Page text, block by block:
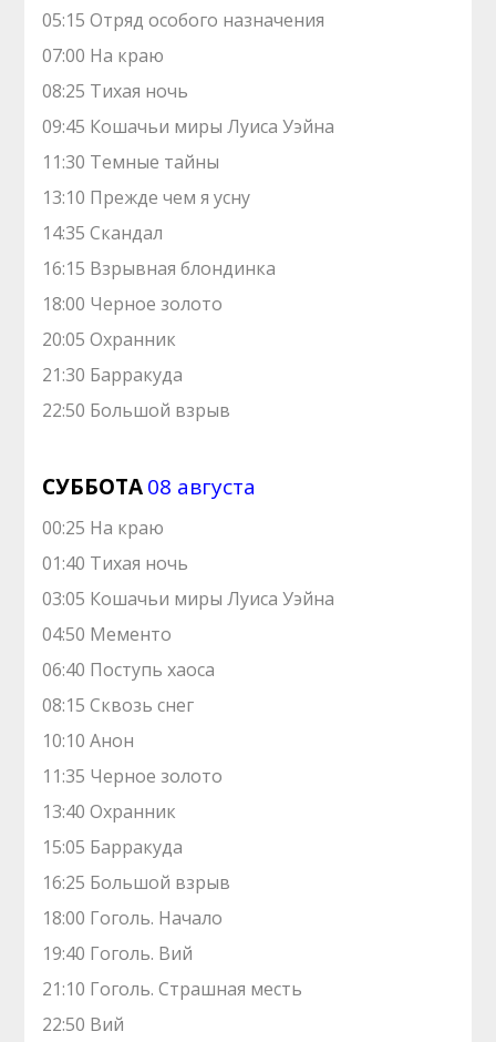
05:15 Отряд особого назначения
07:00 На краю
08:25 Тихая ночь
09:45 Кошачьи миры Луиса Уэйна
11:30 Темные тайны
13:10 Прежде чем я усну
14:35 Скандал
16:15 Взрывная блондинка
18:00 Черное золото
20:05 Охранник
21:30 Барракуда
22:50 Большой взрыв
СУББОТА08 августа
00:25 На краю
01:40 Тихая ночь
03:05 Кошачьи миры Луиса Уэйна
04:50 Мементо
06:40 Поступь хаоса
08:15 Сквозь снег
10:10 Анон
11:35 Черное золото
13:40 Охранник
15:05 Барракуда
16:25 Большой взрыв
18:00 Гоголь. Начало
19:40 Гоголь. Вий
21:10 Гоголь. Страшная месть
22:50 Вий